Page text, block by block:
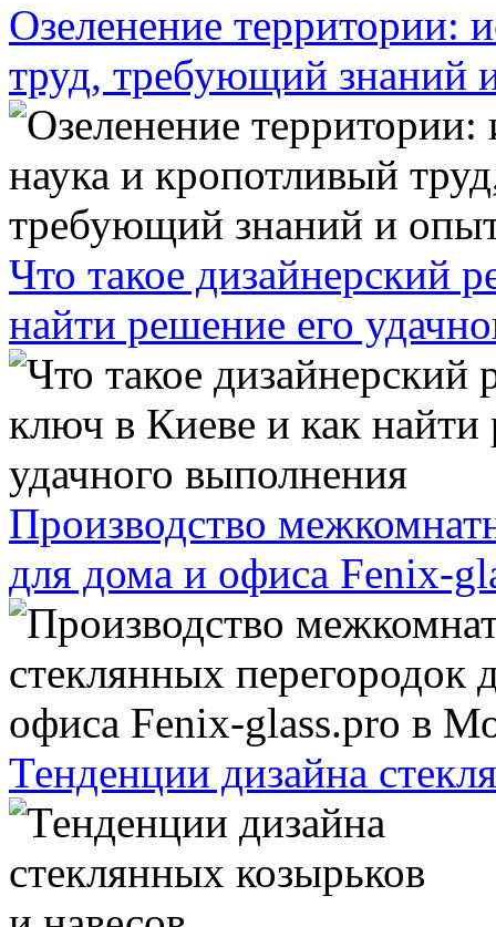
Озеленение территории:
труд, требующий знаний
Что такое дизайнерский
найти решение его
Производство
для дома и офиса Fenix-
Тенденции дизайна